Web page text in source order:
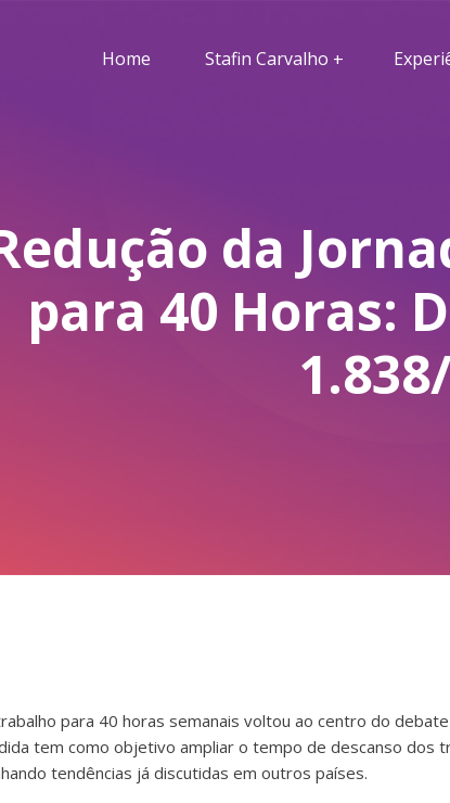
Home Stafin Carvalho
da
para 40 Horas:
para 40 horas semanais voltou ao centro do
tem como objetivo ampliar o tempo de descanso dos
tendências já discutidas em outros países.